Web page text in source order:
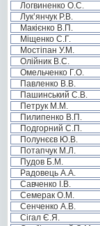
Логвиненко О.С.
Лук’янчук Р.В.
Макієнко В.П.
Міщенко С.Г.
Мостіпан У.М.
Олійник В.С.
Омельченко Г.О.
Павленко В.В.
Пашинський С.В.
Петрук М.М.
Пилипенко В.П.
Подгорний С.П.
Полунєєв Ю.В.
Потапчук М.Л.
Пудов Б.М.
Радовець А.А.
Савченко І.В.
Семерак О.М.
Сенченко А.В.
Сігал Є.Я.